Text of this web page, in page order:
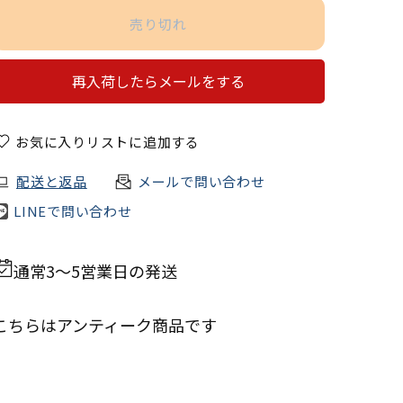
売り切れ
再入荷したらメールをする
お気に入りリストに追加する
配送と返品
メールで問い合わせ
LINEで問い合わせ
通常3～5営業日の発送
ちらはアンティーク商品です